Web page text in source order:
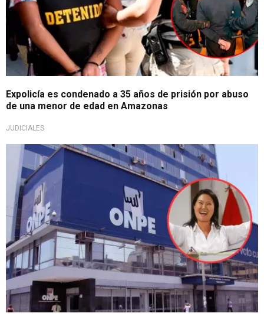
Expolicía es condenado a 35 años de prisión por abuso
de una menor de edad en Amazonas
JUDICIALES
¡Atención!